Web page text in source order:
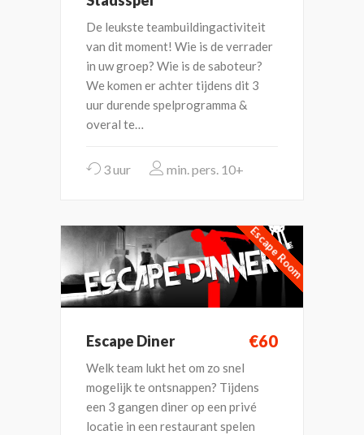
De leukste teambuildingactiviteit
van dit moment! Wie is de verrader
in uw groep? Wie is de saboteur?
We komen er achter tijdens dit 3
uur durende spelprogramma &
overal te…
3 uur 10+
Escape Room
Escape Diner €60
Welk team lukt het om zo snel
mogelijk te ontsnappen? Tijdens
een 3 gangen diner op een privé
locatie in een restaurant spelen